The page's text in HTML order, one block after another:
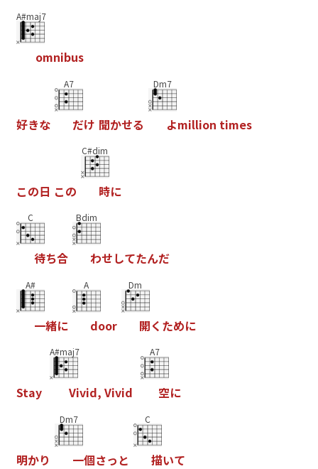
A#maj7
omnibus
好きな
A7
だけ 聞かせる
Dm7
よmillion times
この日 この
C#dim
時に
C
待ち合
Bdim
わせしてたんだ
A#
一緒に
A
door
Dm
開く ために
Stay
A#maj7
Vivid, Vivid
A7
空に
明かり
Dm7
一個さっ と
C
描いて